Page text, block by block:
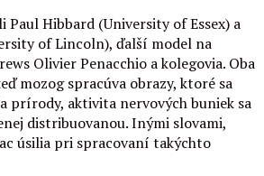
Paul Hibbard (University of Essex) a
of Lincoln), ďalší model na
Olivier Penacchio a kolegovia. Oba
mozog spracúva obrazy, ktoré sa
prírody, aktivita nervových buniek sa
distribuovanou. Inými slovami,
úsilia pri spracovaní takýchto